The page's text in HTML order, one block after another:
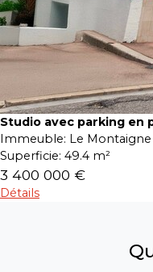
Studio avec parking en
Immeuble: Le Montaigne
Superficie: 49.4 m²
3 400 000 €
Détails